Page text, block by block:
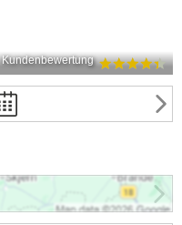
Kundenbewertung